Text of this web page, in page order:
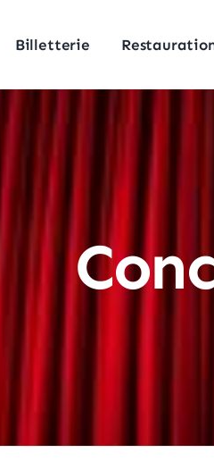
Billetterie